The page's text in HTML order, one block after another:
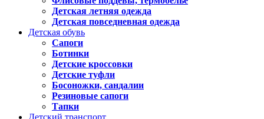
Детская летняя одежда
Детская повседневная одежда
Детская обувь
Сапоги
Ботинки
Детские кроссовки
Детские туфли
Босоножки, сандалии
Резиновые сапоги
Тапки
Детский транспорт